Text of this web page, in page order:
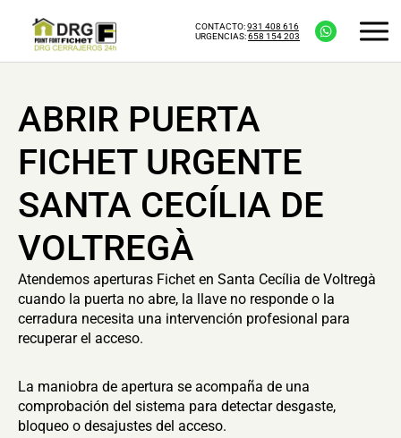
CONTACTO:931 408 616
URGENCIAS:658 154 203
ABRIR PUERTA
FICHET URGENTE
SANTA CECÍLIA DE
VOLTREGÀ
Atendemos aperturas Fichet en Santa Cecília de Voltregà
cuando la puerta no abre, la llave no responde o la
cerradura necesita una intervención profesional para
recuperar el acceso.
La maniobra de apertura se acompaña de una
comprobación del sistema para detectar desgaste,
bloqueo o desajustes del acceso.